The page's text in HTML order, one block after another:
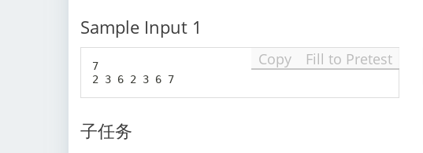
Sample Input 1
7
Copy Fill to Pretest
子任务